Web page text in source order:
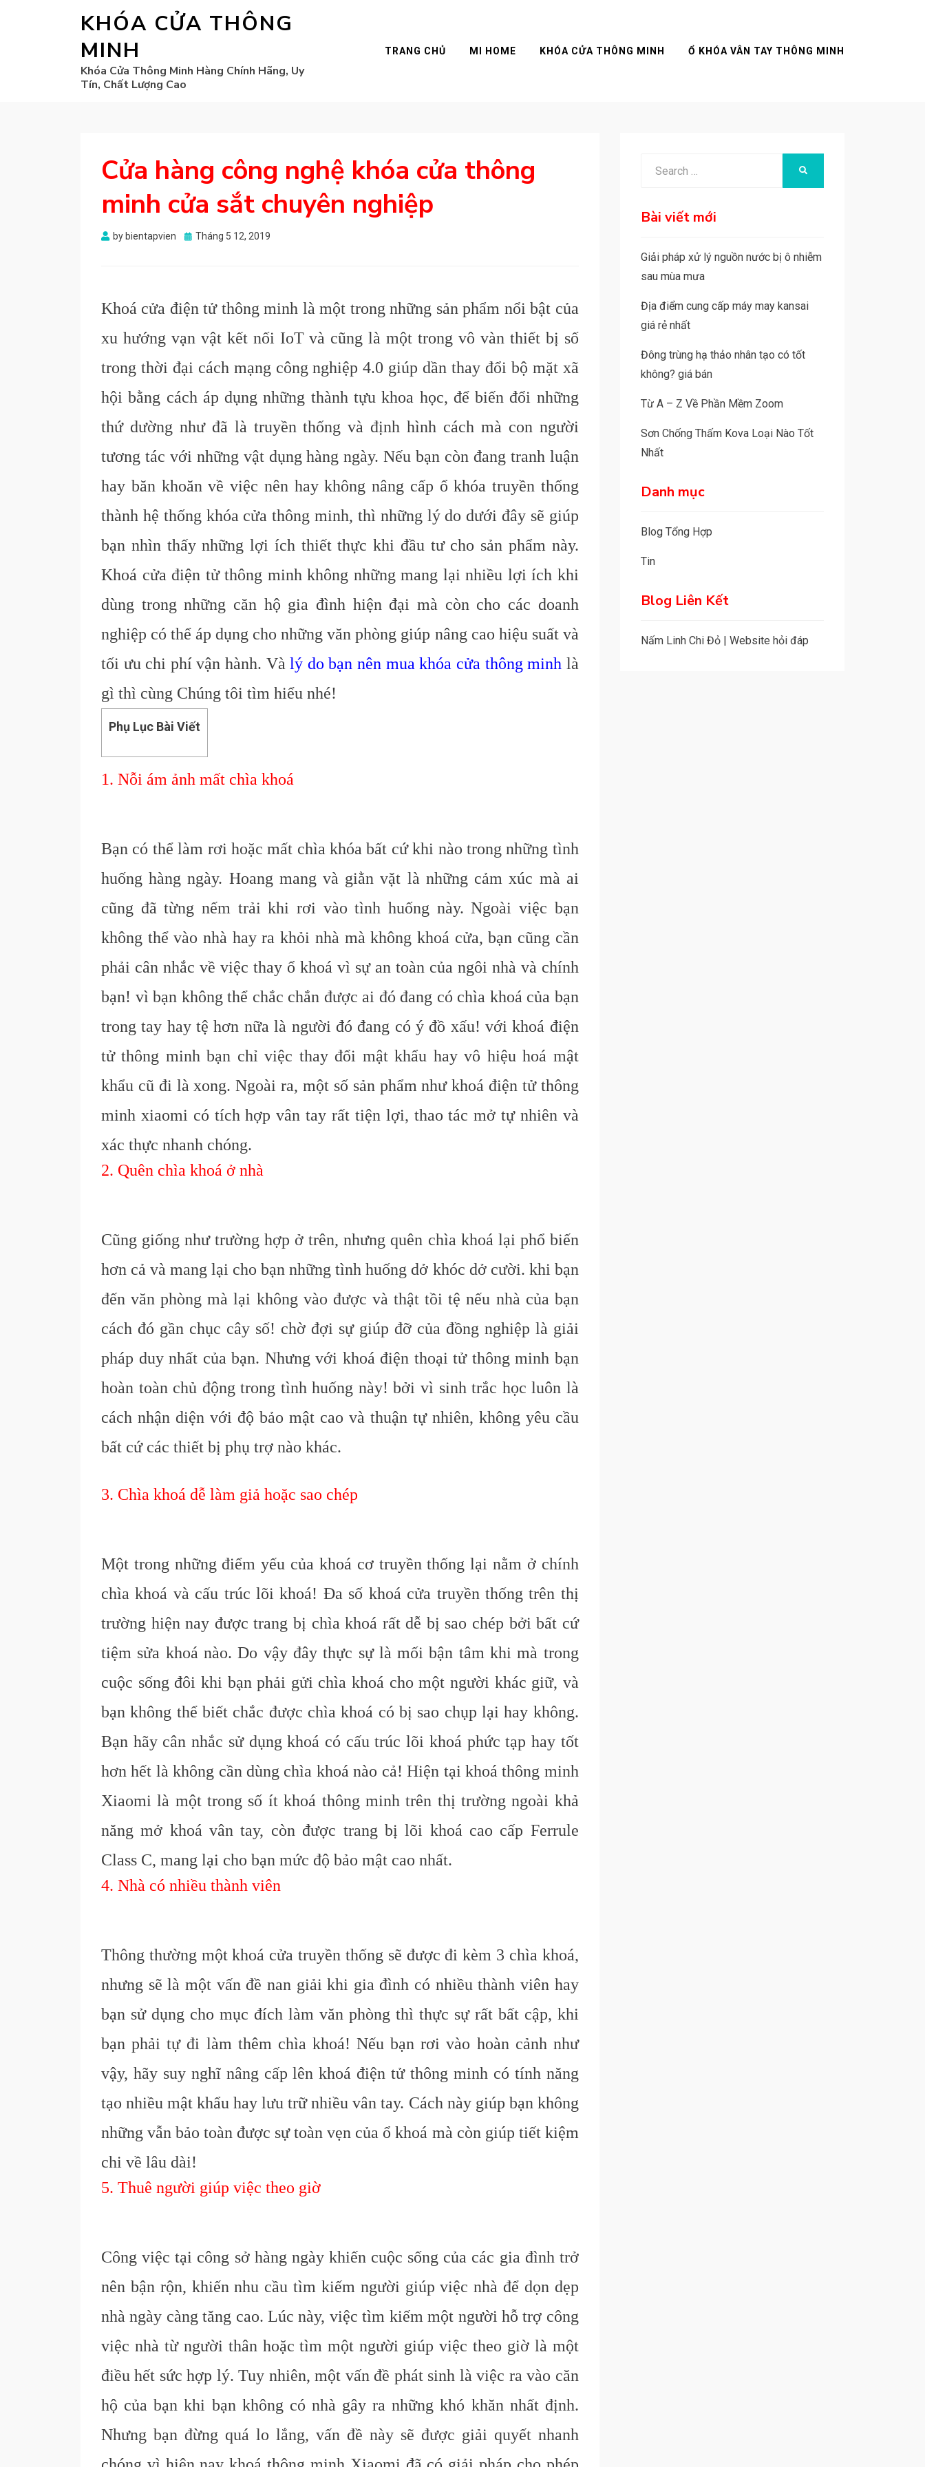
KHÓA CỬA THÔNG
MINH
Khóa Cửa Thông Minh Hàng Chính Hãng, Uy
Tín, Chất Lượng Cao
TRANG CHỦ MI HOME KHÓA CỬA THÔNG MINH Ổ KHÓA VÂN TAY THÔNG MINH
Cửa hàng công nghệ khóa cửa thông
minh cửa sắt chuyên nghiệp
by bientapvien
Posted
Tháng 5 12, 2019
Khoá cửa điện tử thông minh là một trong những sản phẩm nổi bật của
xu hướng vạn vật kết nối IoT và cũng là một trong vô vàn thiết bị số
trong thời đại cách mạng công nghiệp 4.0 giúp dần thay đổi bộ mặt xã
hội bằng cách áp dụng những thành tựu khoa học, để biến đổi những
thứ dường như đã là truyền thống và định hình cách mà con người
tương tác với những vật dụng hàng ngày. Nếu bạn còn đang tranh luận
hay băn khoăn về việc nên hay không nâng cấp ổ khóa truyền thống
thành hệ thống khóa cửa thông minh, thì những lý do dưới đây sẽ giúp
bạn nhìn thấy những lợi ích thiết thực khi đầu tư cho sản phẩm này.
Khoá cửa điện tử thông minh không những mang lại nhiều lợi ích khi
dùng trong những căn hộ gia đình hiện đại mà còn cho các doanh
nghiệp có thể áp dụng cho những văn phòng giúp nâng cao hiệu suất và
tối ưu chi phí vận hành. Vàlý do bạn nên mua khóa cửa thông minh là
gì thì cùng Chúng tôi tìm hiểu nhé!
Phụ Lục Bài Viết
1. Nỗi ám ảnh mất chìa khoá
Bạn có thể làm rơi hoặc mất chìakhóabất cứ khi nào trong những tình
huống hàng ngày. Hoang mang và giằn vặt là những cảm xúc mà ai
cũng đã từng nếm trải khi rơi vào tình huống này. Ngoài việc bạn
không thể vào nhà hay ra khỏi nhà mà không khoá cửa, bạn cũng cần
phải cân nhắc về việc thay ổ khoá vì sự an toàn của ngôi nhà và chính
bạn! vì bạn không thể chắc chắn được ai đó đang có chìa khoá của bạn
trong tay hay tệ hơn nữa là người đó đang có ý đồ xấu! với khoá điện
tử thông minh bạn chỉ việc thay đổi mật khẩu hay vô hiệu hoá mật
khẩu cũ đi là xong. Ngoài ra, một số sản phẩm như khoá điện tử thông
minh xiaomi có tích hợp vân tay rất tiện lợi, thao tác mở tự nhiên và
xác thực nhanh chóng.
2. Quên chìa khoá ở nhà
Cũng giống như trường hợp ở trên, nhưng quên chìa khoá lại phổ biến
hơn cả và mang lại cho bạn những tình huống dở khóc dở cười. khi bạn
đến văn phòng mà lại không vào được và thật tồi tệ nếu nhà của bạn
cách đó gần chục cây số! chờ đợi sự giúp đỡ của đồng nghiệp là giải
pháp duy nhất của bạn. Nhưng với khoá điện thoại tử thông minh bạn
hoàn toàn chủ động trong tình huống này! bởi vì sinh trắc học luôn là
cách nhận diện với độ bảo mật cao và thuận tự nhiên, không yêu cầu
bất cứ các thiết bị phụ trợ nào khác.
3. Chìa khoá dễ làm giả hoặc sao chép
Một trong những điểm yếu của khoá cơ truyền thống lại nằm ở chính
chìa khoá và cấu trúc lõi khoá! Đa số khoá cửa truyền thống trên thị
trường hiện nay được trang bị chìa khoá rất dễ bị sao chép bởi bất cứ
tiệm sửa khoá nào. Do vậy đây thực sự là mối bận tâm khi mà trong
cuộc sống đôi khi bạn phải gửi chìa khoá cho một người khác giữ, và
bạn không thể biết chắc được chìa khoá có bị sao chụp lại hay không.
Bạn hãy cân nhắc sử dụng khoá có cấu trúc lõi khoá phức tạp hay tốt
hơn hết là không cần dùng chìa khoá nào cả! Hiện tại khoá thông minh
Xiaomi là một trong số ít khoá thông minh trên thị trường ngoài khả
năng mở khoá vân tay, còn được trang bị lõi khoá cao cấp Ferrule
Class C, mang lại cho bạn mức độ bảo mật cao nhất.
4. Nhà có nhiều thành viên
Thông thường một khoá cửa truyền thống sẽ được đi kèm 3 chìa khoá,
nhưng sẽ là một vấn đề nan giải khi gia đình có nhiều thành viên hay
bạn sử dụng cho mục đích làm văn phòng thì thực sự rất bất cập, khi
bạn phải tự đi làm thêm chìa khoá! Nếu bạn rơi vào hoàn cảnh như
vậy, hãy suy nghĩ nâng cấp lên khoá điện tử thông minh có tính năng
tạo nhiều mật khẩu hay lưu trữ nhiều vân tay. Cách này giúp bạn không
những vẫn bảo toàn được sự toàn vẹn của ổ khoá mà còn giúp tiết kiệm
chi về lâu dài!
5. Thuê người giúp việc theo giờ
Công việc tại công sở hàng ngày khiến cuộc sống của các gia đình trở
nên bận rộn, khiến nhu cầu tìm kiếm người giúp việc nhà để dọn dẹp
nhà ngày càng tăng cao. Lúc này, việc tìm kiếm một người hỗ trợ công
việc nhà từ người thân hoặc tìm một người giúp việc theo giờ là một
điều hết sức hợp lý. Tuy nhiên, một vấn đề phát sinh là việc ra vào căn
hộ của bạn khi bạn không có nhà gây ra những khó khăn nhất định.
Nhưng bạn đừng quá lo lắng, vấn đề này sẽ được giải quyết nhanh
Bài viết mới
Giải pháp xử lý nguồn nước bị ô nhiễm
sau mùa mưa
Địa điểm cung cấp máy may kansai
giá rẻ nhất
Đông trùng hạ thảo nhân tạo có tốt
không? giá bán
Từ A – Z Về Phần Mềm Zoom
Sơn Chống Thấm Kova Loại Nào Tốt
Nhất
Danh mục
Blog Tổng Hợp
Tin
Blog Liên Kết
Nấm Linh Chi Đỏ| Website hỏi đáp